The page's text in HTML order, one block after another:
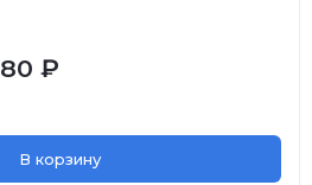
80 ₽
В корзину